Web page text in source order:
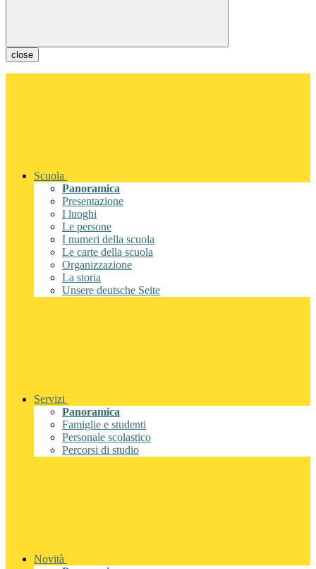
close
Scuola
Panoramica
Presentazione
I luoghi
Le persone
I numeri della scuola
Le carte della scuola
Organizzazione
La storia
Unsere deutsche Seite
Servizi
Panoramica
Famiglie e studenti
Personale scolastico
Percorsi di studio
Novità